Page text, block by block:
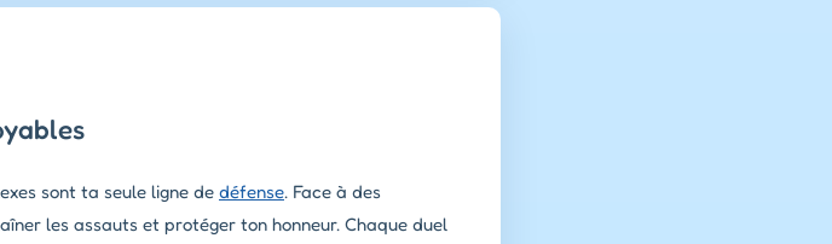
sont ta seule ligne de défense. Face à des
les assauts et protéger ton honneur. Chaque duel